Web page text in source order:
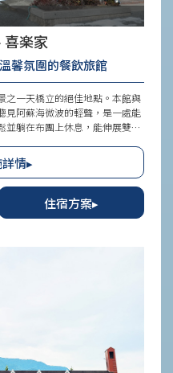
喜楽家
馨氛圍的餐飲旅館
之一天橋立的絕佳地點。本館與
見阿蘇海微波的輕聲，是一處能
並躺在布團上休息，能伸展雙腿
。雖然沒有專用設施或備品，
回憶。
情▸
住宿方案▸